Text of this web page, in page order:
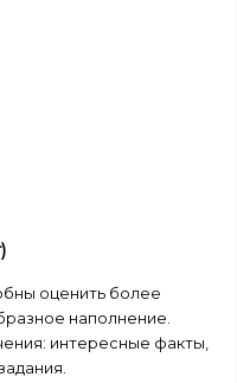
оценить более
наполнение.
интересные факты,